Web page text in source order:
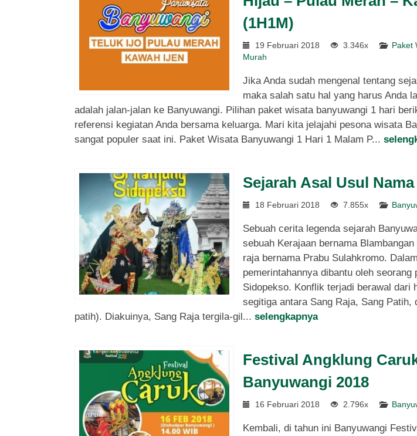
(1H1M)
19 Februari 2018 3.346x
Paket
Murah
Jika Anda sudah mengenal tentang
maka salah satu hal yang harus Anda
adalah jalan-jalan ke Banyuwangi. Pilihan paket wisata banyuwangi 1 hari
referensi kegiatan Anda bersama keluarga. Mari kita jelajahi pesona wisata
sangat populer saat ini. Paket Wisata Banyuwangi 1 Hari 1 Malam P...
Sejarah Asal Usul
18 Februari 2018 7.855x
Sebuah cerita legenda sejarah
sebuah Kerajaan bernama
raja bernama Prabu Sulahkromo.
pemerintahannya dibantu oleh seorang
Sidopekso. Konflik terjadi berawal dari
segitiga antara Sang Raja, Sang Patih,
patih). Diakuinya, Sang Raja tergila-gil... selengkapnya
Festival Angklung
Banyuwangi 2018
16 Februari 2018 2.796x
Kembali, di tahun ini Banyuwangi
Jelajah Wisata Banyuwangi
(4H3M)
Reguler 4 Hari 3 Malam
*Mulai Rp 1.550.000 / orang